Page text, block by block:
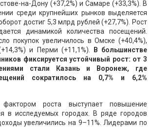
на-Дону (+37,2%) и Самаре (+33,3%). В
среди крупнейших рынков выделяется
достиг 5,3 млрд рублей (+27,7%). Рост
динамикой количества посещений.
покупок увеличилось в Омске (+40,4%),
и Перми (+11,1%).
В большинстве
фиксируется устойчивый рост: от 3
стали Казань и Воронеж, где
сократилось на 0,7% и 6,2%
фактором роста выступает повышение
в исследуемых городах. В ряде городов
увеличились на 9–11%. Лидерами по